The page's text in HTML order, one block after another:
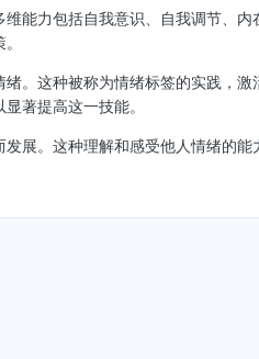
能力包括自我意识、自我调节、
。这种被称为情绪标签的实践，
著提高这一技能。
展。这种理解和感受他人情绪的